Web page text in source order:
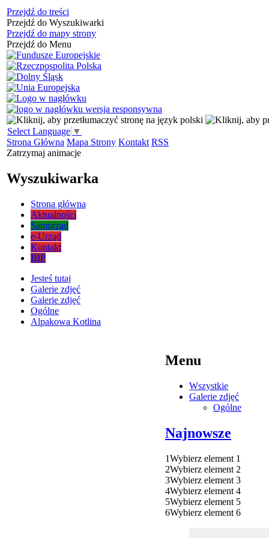
Przejdź do treści
Przejdź do Wyszukiwarki
Przejdź do mapy strony
Przejdź do Menu
Select Language ▼
Strona Główna Mapa Strony Kontakt RSS
Zatrzymaj animacje
Wyszukiwarka
Strona główna
Aktualności
Samorząd
e-Urząd
Kontakt
BIP
Jesteś tutaj
Galerie zdjęć
Galerie zdjęć
Ogólne
Alpakowa Kotlina
Menu
Wszystkie
Galerie zdjęć
Ogólne
Najnowsze
1Wybierz element 1
2Wybierz element 2
3Wybierz element 3
4Wybierz element 4
5Wybierz element 5
6Wybierz element 6